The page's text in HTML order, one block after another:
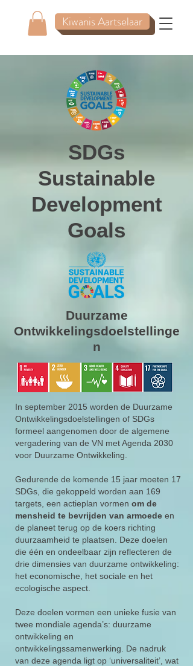
Kiwanis Aartselaar
SDGs
Sustainable
Development
Goals
Duurzame
Ontwikkelingsdoelstellinge
n
In september 2015 worden de Duurzame
Ontwikkelingsdoelstellingen of SDGs
formeel aangenomen door de algemene
vergadering van de VN met Agenda 2030
voor Duurzame Ontwikkeling.
Gedurende de komende 15 jaar moeten 17
SDGs, die gekoppeld worden aan 169
targets, een actieplan vormen om de
mensheid te bevrijden van armoede en
de planeet terug op de koers richting
duurzaamheid te plaatsen. Deze doelen
die één en ondeelbaar zijn reflecteren de
drie dimensies van duurzame ontwikkeling:
het economische, het sociale en het
ecologische aspect.
Deze doelen vormen een unieke fusie van
twee mondiale agenda’s: duurzame
ontwikkeling en
ontwikkelingssamenwerking. De nadruk
van deze agenda ligt op ‘universaliteit’, wat